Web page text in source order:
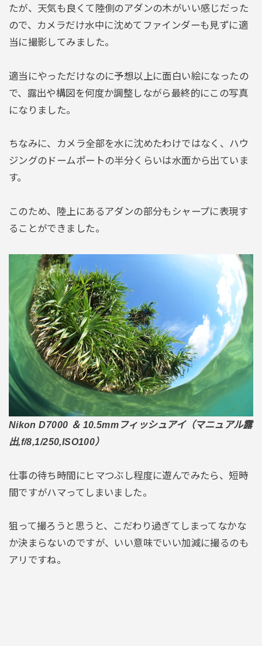
たが、天気も良くて陸側のアダンの木がいい感じだった
ので、カメラだけ水中に沈めてファインダーも見ずに適
当に撮影してみました。
適当にやっただけなのに予想以上に面白い絵になったの
で、露出や構図を何度か調整しながら最終的にこの写真
になりました。
ちなみに、カメラ全部を水に沈めたわけではなく、ハウ
ジングのドームポートの半分くらいは水面から出ていま
す。
このため、陸上にあるアダンの部分もシャープに表現す
ることができました。
Nikon D7000 ＆ 10.5mmフィッシュアイ（マニュアル露
出,f/8,1/250,ISO100）
仕事の待ち時間にヒマつぶし程度に遊んでみたら、短時
間ですがハマってしまいました。
狙って撮ろうと思うと、こだわり過ぎてしまってなかな
か決まらないのですが、いい意味でいい加減に撮るのも
アリですね。